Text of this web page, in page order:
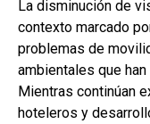
La disminución de
contexto marcado
problemas de
ambientales que
Mientras continúan
hoteleros y